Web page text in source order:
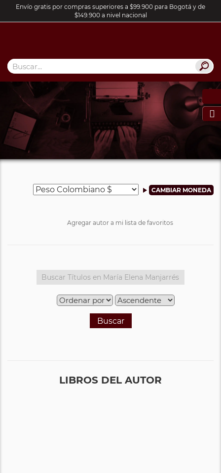
Envío gratis por compras superiores a $99.900 para Bogotá y de
$149.900 a nivel nacional

Agregar autor a mi lista de favoritos
Buscar
LIBROS DEL AUTOR